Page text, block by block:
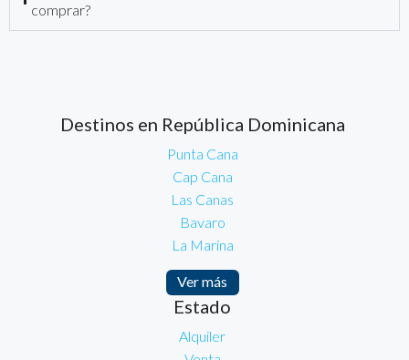
comprar?
Destinos en República Dominicana
Punta Cana
Cap Cana
Las Canas
Bavaro
La Marina
Ver más
Estado
Alquiler